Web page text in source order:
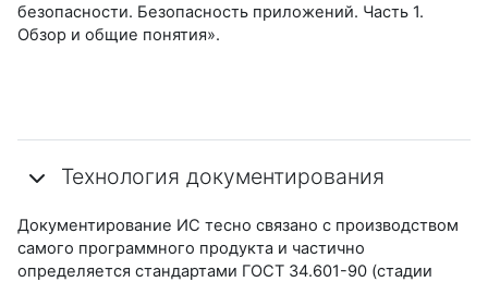
безопасности. Безопасность приложений. Часть 1.
Обзор и общие понятия».
Технология документирования
Документирование ИС тесно связано с производством
самого программного продукта и частично
определяется стандартами ГОСТ 34.601-90 (стадии